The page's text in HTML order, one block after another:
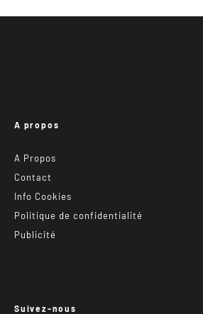
A propos
A Propos
Contact
Info Cookies
Politique de confidentialité
Publicité
Suivez-nous